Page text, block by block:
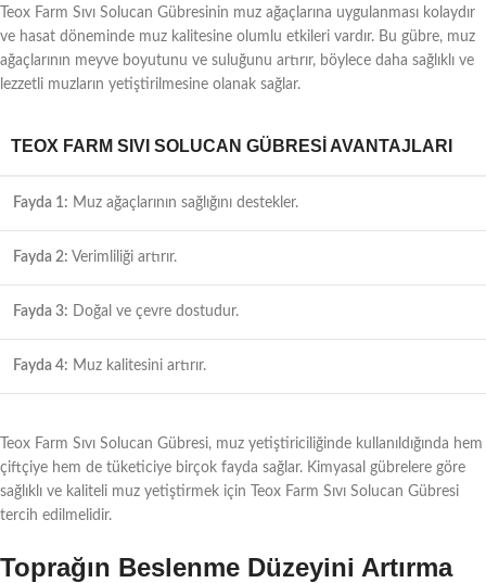
Teox Farm Sıvı Solucan Gübresinin muz ağaçlarına uygulanması kolaydır
ve hasat döneminde muz kalitesine olumlu etkileri vardır. Bu gübre, muz
ağaçlarının meyve boyutunu ve suluğunu artırır, böylece daha sağlıklı ve
lezzetli muzların yetiştirilmesine olanak sağlar.
TEOX FARM SIVI SOLUCAN GÜBRESI AVANTAJLARI
Fayda 1: Muz ağaçlarının sağlığını destekler.
Fayda 2: Verimliliği artırır.
Fayda 3: Doğal ve çevre dostudur.
Fayda 4: Muz kalitesini artırır.
Teox Farm Sıvı Solucan Gübresi, muz yetiştiriciliğinde kullanıldığında hem
çiftçiye hem de tüketiciye birçok fayda sağlar. Kimyasal gübrelere göre
sağlıklı ve kaliteli muz yetiştirmek için Teox Farm Sıvı Solucan Gübresi
tercih edilmelidir.
Toprağın Beslenme Düzeyini Artırma